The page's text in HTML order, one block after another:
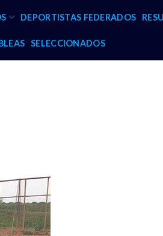
DEPORTISTAS FEDERADOS
SELECCIONADOS